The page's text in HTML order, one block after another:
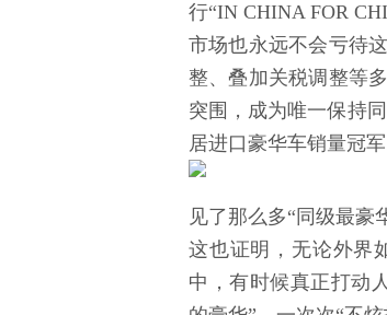
行“IN CHINA FOR
市场也永远不会亏待
整、叠加关税调整等
突围，成为唯一保持
居进口豪华车销量冠军
见了那么多“同级最豪
这也证明，无论外界
中，有时候真正打动